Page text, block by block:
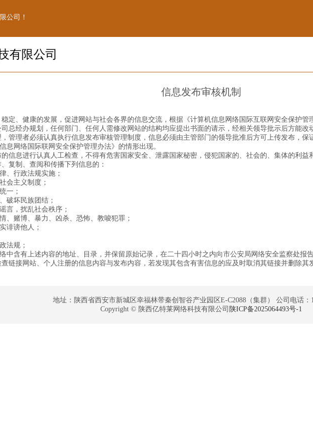
公司！
有限公司
信息发布审核机制
定、健康的发展，促进网站与社会各界的信息交流，根据《计算机信息网络国际互联网安全保护管
总经办规划，任何部门、任何人需修改网站的结构均应提出书面的请示，经相关领导批示后方能改
管理者必须认真执行信息发布审核管理制度，信息必须由主管部门的领导批准后方可上传发布，
息网络国际联网安全保护管理办法》的情形出现。
信息进行认真人工检查，不得有危害国家安全、泄露国家秘密，侵犯国家的、社会的、集体的利益
复制、查阅和传播下列信息的：
、行政法规实施；
会主义制度；
一；
破坏民族团结；
言，扰乱社会秩序；
、赌博、暴力、凶杀、恐怖、教唆犯罪；
诽谤他人；
法规；
中含有上述内容的地址、目录，并保留原始记录，在二十四小时之内向市公安局网络安全监察处报告
链接网站、个人注册的信息内容与发布内容，若发现其包含有害信息的应及时取消其链接并删除其
地址：陕西省西安市新城区幸福林带秦创智谷产业园区E-C2088（集群） 公司电话：
Copyright © 陕西亿特莱网络科技有限公司 陕ICP备2025064493号-1